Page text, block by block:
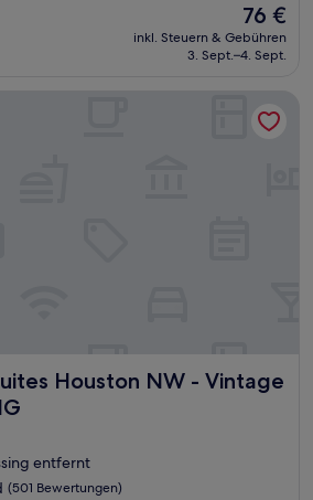
Der
Preis
beträgt
76 €
inkl. Steuern & Gebühren
3. Sept.–4. Sept.
Houston NW - Vintage
Houston NW - Vintage Park Area by
entfernt
(501 Bewertungen)